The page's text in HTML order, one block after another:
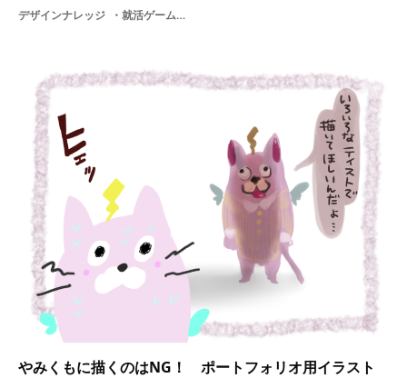
デザインナレッジ 就活ゲームアーツ2018ゲームイラスト学生
やみくもに描くのはNG！ ポートフォリオ用イラスト